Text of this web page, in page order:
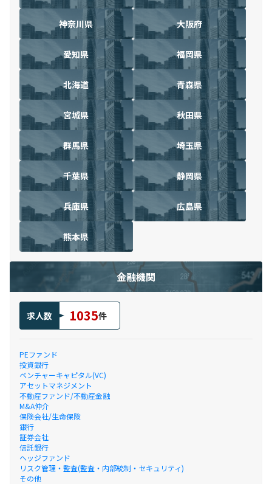
神奈川県 大阪府
愛知県 福岡県
北海道 青森県
宮城県 秋田県
群馬県 埼玉県
千葉県 静岡県
兵庫県 広島県
熊本県
金融機関
求人数 1035件
PEファンド
投資銀行
ベンチャーキャピタル(VC)
アセットマネジメント
不動産ファンド/不動産金融
M&A仲介
保険会社/生命保険
銀行
証券会社
信託銀行
ヘッジファンド
リスク管理・監査(監査・内部統制・セキュリティ)
その他